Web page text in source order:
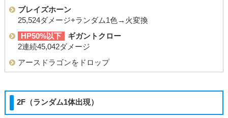
ブレイズホーン
25,524ダメージ+ランダム1色→火変換
HP50%以下
ギガントクロー
2連続45,042ダメージ
アースドラゴンをドロップ
2F（ランダム1体出現）